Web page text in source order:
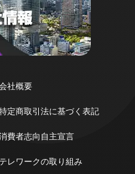
社概要
定商取引法に基づく表記
費者志向自主宣言
テレワークの取り組み